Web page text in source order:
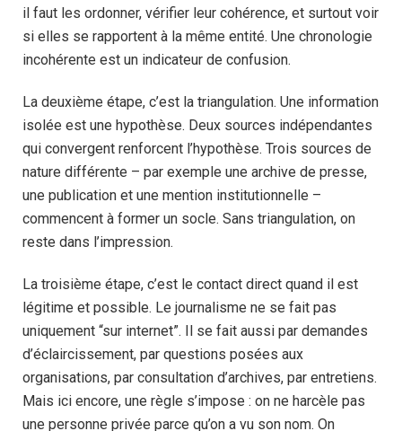
il faut les ordonner, vérifier leur cohérence, et surtout voir
si elles se rapportent à la même entité. Une chronologie
incohérente est un indicateur de confusion.
La deuxième étape, c’est la triangulation. Une information
isolée est une hypothèse. Deux sources indépendantes
qui convergent renforcent l’hypothèse. Trois sources de
nature différente – par exemple une archive de presse,
une publication et une mention institutionnelle –
commencent à former un socle. Sans triangulation, on
reste dans l’impression.
La troisième étape, c’est le contact direct quand il est
légitime et possible. Le journalisme ne se fait pas
uniquement “sur internet”. Il se fait aussi par demandes
d’éclaircissement, par questions posées aux
organisations, par consultation d’archives, par entretiens.
Mais ici encore, une règle s’impose : on ne harcèle pas
une personne privée parce qu’on a vu son nom. On